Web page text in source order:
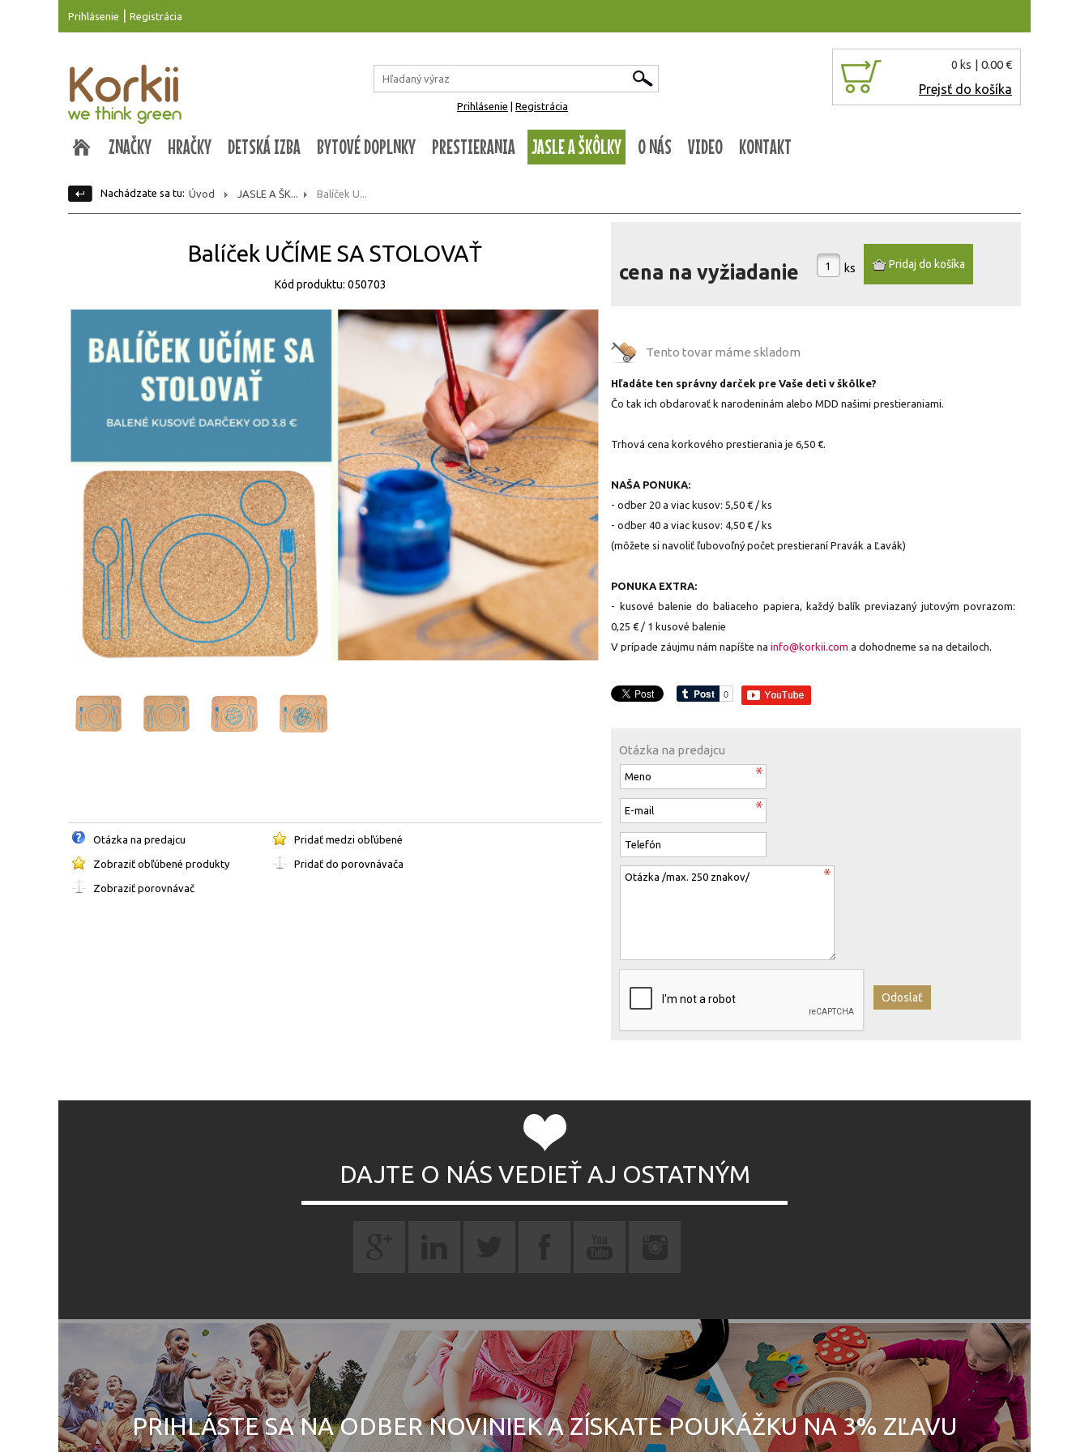
Prihlásenie Registrácia
0 ks | 0.00 €
Prejsť do košíka
Prihlásenie Registrácia
ZNAČKY HRAČKY DETSKÁ IZBA BYTOVÉ DOPLNKY PRESTIERANIA JASLE A ŠKÔLKY O NÁS VIDEO KONTAKT
Nachádzate sa tu: Úvod JASLE A ŠK... Balíček U...
Balíček UČÍME SA STOLOVAŤ
Kód produktu: 050703
Otázka na predajcu Pridať medzi obľúbené
Zobraziť obľúbené produkty Pridať do porovnávača
Zobraziť porovnávač
cena na vyžiadanie ks
Tento tovar mámeskladom
Hľadáte ten správny darček pre Vaše deti v škôlke?
Čo tak ich obdarovať k narodeninám alebo MDD našimi prestieraniami.
Trhová cena korkového prestierania je 6,50 €.
NAŠA PONUKA:
- odber 20 a viac kusov: 5,50 € / ks
- odber 40 a viac kusov: 4,50 € / ks
(môžete si navoliť ľubovoľný počet prestieraní Pravák a Ľavák)
PONUKA EXTRA:
- kusové balenie do baliaceho papiera, každý balík previazaný jutovým povrazom:
0,25 € / 1 kusové balenie
V prípade záujmu nám napíšte nainfo@korkii.com a dohodneme sa na detailoch.
Otázka na predajcu
DAJTE O NÁS VEDIEŤ AJ OSTATNÝM
PRIHLÁSTE SA NA ODBER NOVINIEK A ZÍSKATE POUKÁŽKU NA 3% ZĽAVU